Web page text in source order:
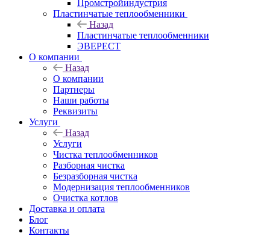
Промстройиндустрия
Пластинчатые теплообменники
Назад
Пластинчатые теплообменники
ЭВЕРЕСТ
О компании
Назад
О компании
Партнеры
Наши работы
Реквизиты
Услуги
Назад
Услуги
Чистка теплообменников
Разборная чистка
Безразборная чистка
Модернизация теплообменников
Очистка котлов
Доставка и оплата
Блог
Контакты